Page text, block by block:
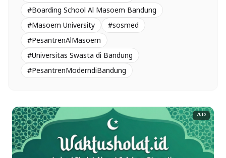
#Boarding School Al Masoem Bandung
#Masoem University
#sosmed
#PesantrenAlMasoem
#Universitas Swasta di Bandung
#PesantrenModerndiBandung
AD